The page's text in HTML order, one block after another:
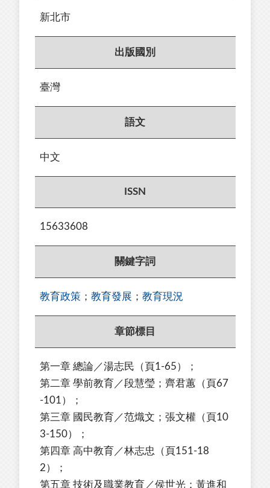
新北市
出版國別
臺灣
語文
中文
ISSN
15633608
關鍵字詞
教育政策 ； 教育發展 ； 教育現況
章節標目
第一章 總論／湯志民（頁1-65）；
第二章 學前教育／段慧瑩；齊君蕙（頁67
-101）；
第三章 國民教育／范熾文；張文權（頁10
3-150）；
第四章 高中教育／林志忠（頁151-18
2）；
第五章 技術及職業教育／侯世光；黃進和